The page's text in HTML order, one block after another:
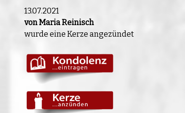
13.07.2021
von Maria Reinisch
wurde eine Kerze angezündet